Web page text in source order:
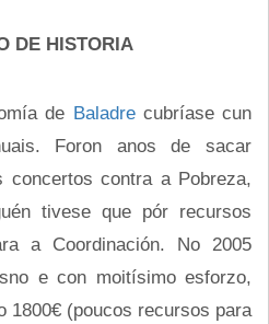
DE HISTORIA
de Baladrecubríase cun
Foron anos de sacar
concertos contra a Pobreza,
tivese que pór recursos
a Coordinación. No 2005
e con moitísimo esforzo,
1800€ (poucos recursos para